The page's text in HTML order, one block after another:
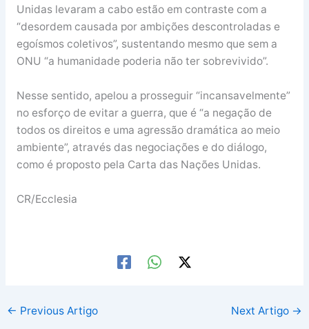
Unidas levaram a cabo estão em contraste com a
“desordem causada por ambições descontroladas e
egoísmos coletivos”, sustentando mesmo que sem a
ONU “a humanidade poderia não ter sobrevivido”.
Nesse sentido, apelou a prosseguir “incansavelmente”
no esforço de evitar a guerra, que é “a negação de
todos os direitos e uma agressão dramática ao meio
ambiente”, através das negociações e do diálogo,
como é proposto pela Carta das Nações Unidas.
CR/Ecclesia
← Previous Artigo Next Artigo →